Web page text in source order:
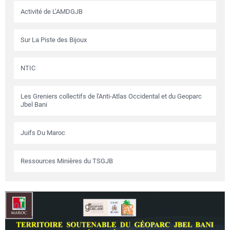
Activité de L’AMDGJB
Sur La Piste des Bijoux
NTIC
Les Greniers collectifs de l'Anti-Atlas Occidental et du Geoparc
Jbel Bani
Juifs Du Maroc
Ressources Minières du TSGJB